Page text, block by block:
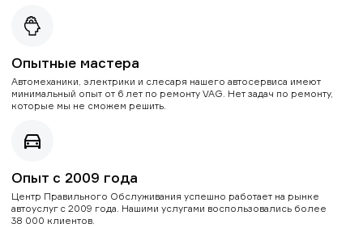
Опытные мастера
Автомеханики, электрики и слесаря нашего автосервиса имеют
минимальный опыт от 6 лет по ремонту VAG. Нет задач по ремонту,
которые мы не сможем решить.
Опыт с 2009 года
Центр Правильного Обслуживания успешно работает на рынке
автоуслуг с 2009 года. Нашими услугами воспользовались более
38 000 клиентов.